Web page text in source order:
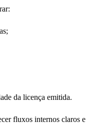
da licença emitida.
fluxos internos claros e